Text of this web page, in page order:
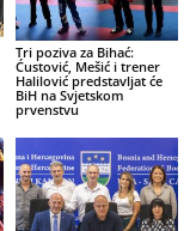
Tri poziva za Bihać:
Ćustović, Mešić i trener
Halilović predstavljat će
BiH na Svjetskom
prvenstvu